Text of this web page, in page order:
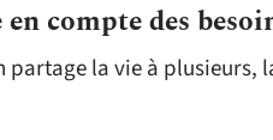
en compte des
partage la vie à plusieurs,